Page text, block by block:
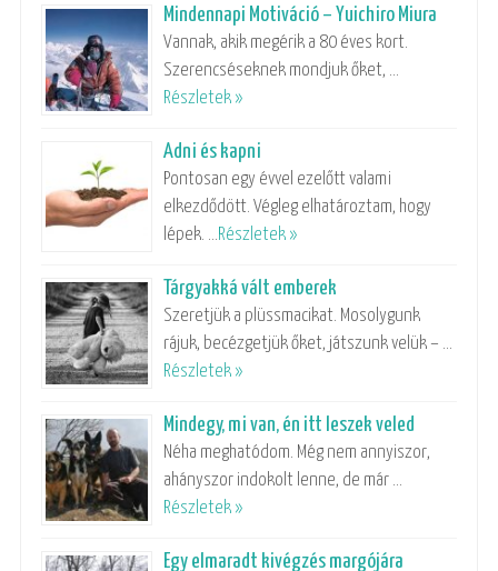
Mindennapi Motiváció – Yuichiro Miura
Vannak, akik megérik a 80 éves kort.
Szerencséseknek mondjuk őket, …
Részletek »
Adni és kapni
Pontosan egy évvel ezelőtt valami
elkezdődött. Végleg elhatároztam, hogy
lépek. …Részletek »
Tárgyakká vált emberek
Szeretjük a plüssmacikat. Mosolygunk
rájuk, becézgetjük őket, játszunk velük – …
Részletek »
Mindegy, mi van, én itt leszek veled
Néha meghatódom. Még nem annyiszor,
ahányszor indokolt lenne, de már …
Részletek »
Egy elmaradt kivégzés margójára